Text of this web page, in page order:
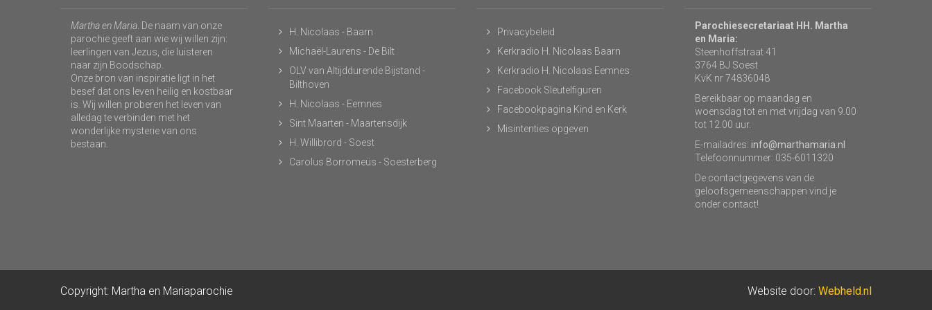
Martha en Maria . De naam van onze
parochie geeft aan wie wij willen zijn:
leerlingen van Jezus, die luisteren
naar zijn Boodschap.
Onze bron van inspiratie ligt in het
besef dat ons leven heilig en kostbaar
is. Wij willen proberen het leven van
alledag te verbinden met het
wonderlijke mysterie van ons
bestaan.
H. Nicolaas - Baarn
Michaël-Laurens - De Bilt
OLV van Altijddurende Bijstand -
Bilthoven
H. Nicolaas - Eemnes
Sint Maarten - Maartensdijk
H. Willibrord - Soest
Carolus Borromeüs - Soesterberg
Privacybeleid
Kerkradio H. Nicolaas Baarn
Kerkradio H. Nicolaas Eemnes
Facebook Sleutelfiguren
Facebookpagina Kind en Kerk
Misintenties opgeven
Parochiesecretariaat HH. Martha
en Maria:
Steenhoffstraat 41
3764 BJ Soest
KvK nr 74836048
Bereikbaar op maandag en
woensdag tot en met vrijdag van 9.00
tot 12.00 uur.
E-mailadres: info@marthamaria.nl
Telefoonnummer: 035-6011320
De contactgegevens van de
geloofsgemeenschappen vind je
onder contact!
Copyright: Martha en Mariaparochie Website door: Webheld.nl